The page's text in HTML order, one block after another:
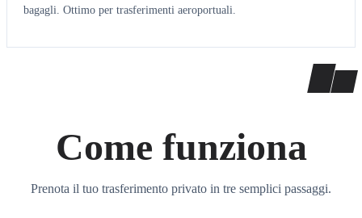
bagagli. Ottimo per trasferimenti aeroportuali.
Come funziona
Prenota il tuo trasferimento privato in tre semplici passaggi.